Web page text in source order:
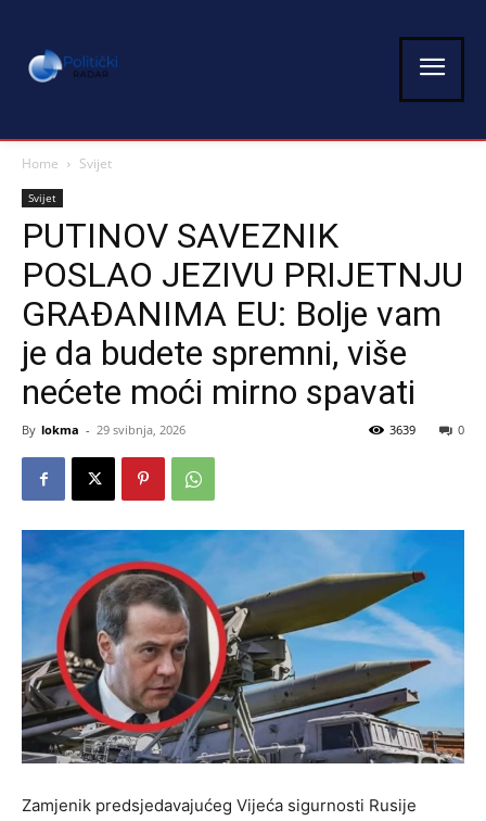
Home Svijet
Svijet
PUTINOV SAVEZNIK
POSLAO JEZIVU PRIJETNJU
GRAĐANIMA EU: Bolje vam
je da budete spremni, više
nećete moći mirno spavati
By lokma - 29 svibnja, 2026 0
3639
Zamjenik predsjedavajućeg Vijeća sigurnosti Rusije